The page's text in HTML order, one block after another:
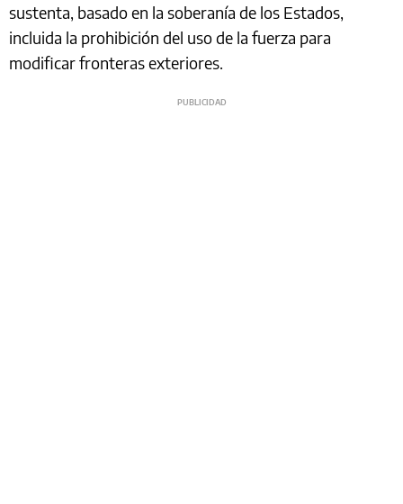
sustenta, basado en la soberanía de los Estados,
incluida la prohibición del uso de la fuerza para
modificar fronteras exteriores.